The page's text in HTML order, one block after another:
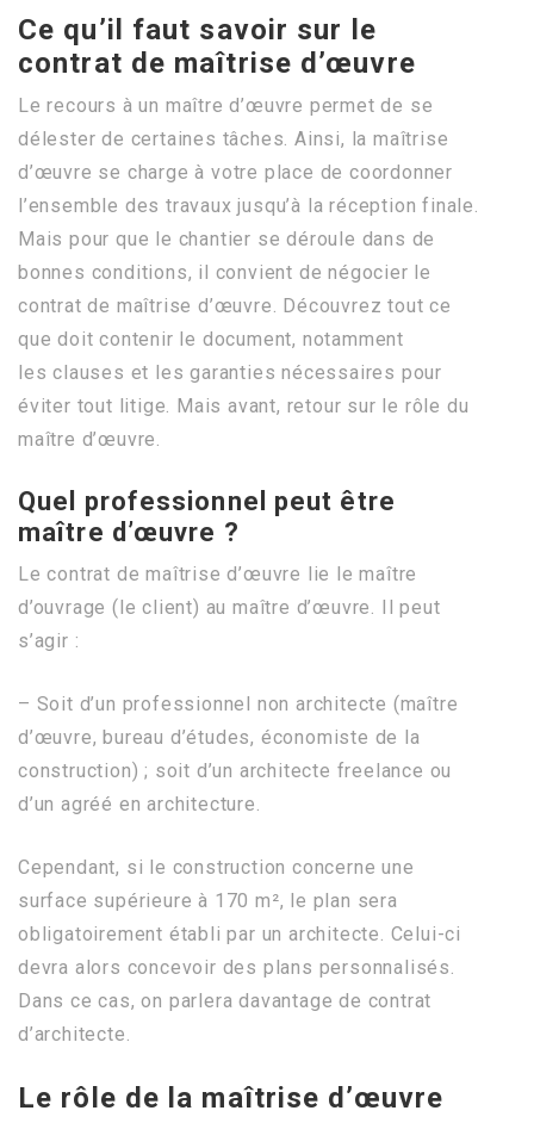
Ce qu’il faut savoir sur le
contrat de maîtrise d’œuvre
Le recours à un maître d’œuvre permet de se
délester de certaines tâches. Ainsi, la maîtrise
d’œuvre se charge à votre place de coordonner
l’ensemble des travaux jusqu’à la réception finale.
Mais pour que le chantier se déroule dans de
bonnes conditions, il convient de négocier le
contrat de maîtrise d’œuvre. Découvrez tout ce
que doit contenir le document, notamment
les clauses et les garanties nécessaires pour
éviter tout litige. Mais avant, retour sur le rôle du
maître d’œuvre.
Quel professionnel peut être
maître d’œuvre ?
Le contrat de maîtrise d’œuvre lie le maître
d’ouvrage (le client) au maître d’œuvre. Il peut
s’agir :
– Soit d’un professionnel non architecte (maître
d’œuvre, bureau d’études, économiste de la
construction) ; soit d’un architecte freelance ou
d’un agréé en architecture.
Cependant, si le construction concerne une
surface supérieure à 170 m², le plan sera
obligatoirement établi par un architecte. Celui-ci
devra alors concevoir des plans personnalisés.
Dans ce cas, on parlera davantage de contrat
d’architecte.
Le rôle de la maîtrise d’œuvre